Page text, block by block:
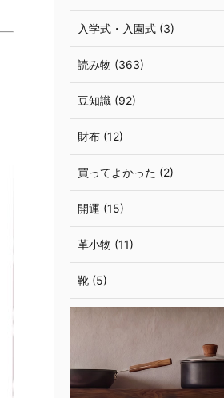
入学式・入園式 (3)
読み物 (363)
豆知識 (92)
財布 (12)
買ってよかった (2)
開運 (15)
革小物 (11)
靴 (5)